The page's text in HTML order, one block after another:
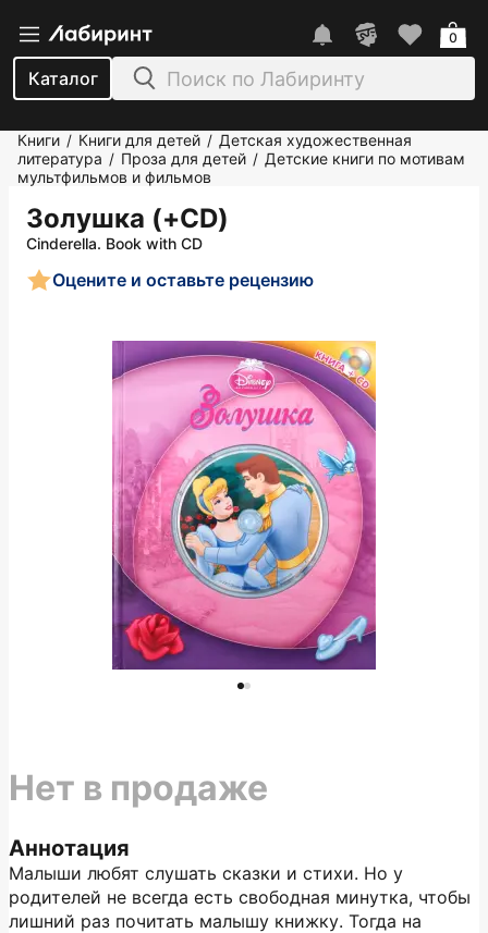
Каталог
0
Книги / Книги для детей / Детская художественная
литература / Проза для детей / Детские книги по мотивам
мультфильмов и фильмов
Золушка (+CD)
Cinderella. Book with CD
Оцените и оставьте рецензию
Аннотация
Малыши любят слушать сказки и стихи. Но у
родителей не всегда есть свободная минутка, чтобы
лишний раз почитать малышу книжку. Тогда на
Нет в продаже